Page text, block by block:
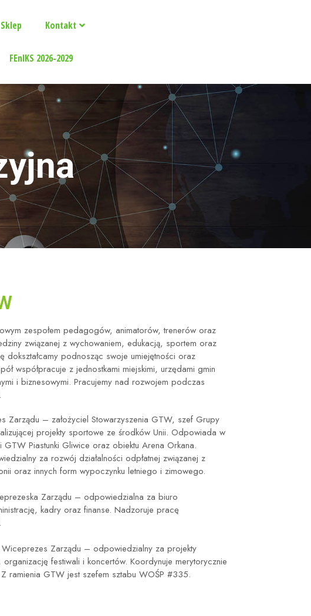
Sklep Kontakt
FEnIKS 2026-2029
zespołem pedagogów, animatorów, trenerów oraz
związanej z wychowaniem, edukacją, sportem oraz
dokształcamy podnosząc swoje umiejętności oraz
współpracuje z jednostkami miejskimi, urzędami gmin
i biznesowymi. Pracujemy nad rozwojem podczas
Zarządu – założyciel Stowarzyszenia GTW, szef Grupy
projekty sportowe ze środków Unii. Odpowiada w
Piastunki Gliwice oraz obiektu Arena Orkana.
za rozwój działalności odpłatnej związanej z
oraz innych form wypoczynku letniego i zimowego.
Zarządu – odpowiedzialna za biuro
kadry oraz finanse. Nadzoruje pracę
Zarządu – odpowiedzialny za projekty
organizację festiwali i koncertów. Koordynuje merytorycznie
Z ramienia GTW jest szefem sztabu WOŚP #335.